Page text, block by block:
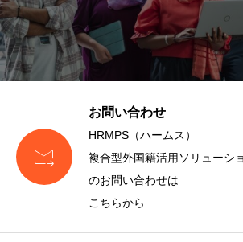

お問い合わせ
HRMPS（ハームス）
複合型外国籍活用ソリューシ
のお問い合わせは
こちらから